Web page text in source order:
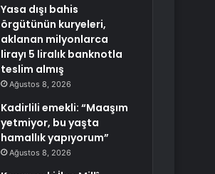
Yasa dışı bahis
örgütünün kuryeleri,
aklanan milyonlarca
lirayı 5 liralık banknotla
teslim almış
Ağustos 8, 2026
Kadirlili emekli: “Maaşım
yetmiyor, bu yaşta
hamallık yapıyorum”
Ağustos 8, 2026